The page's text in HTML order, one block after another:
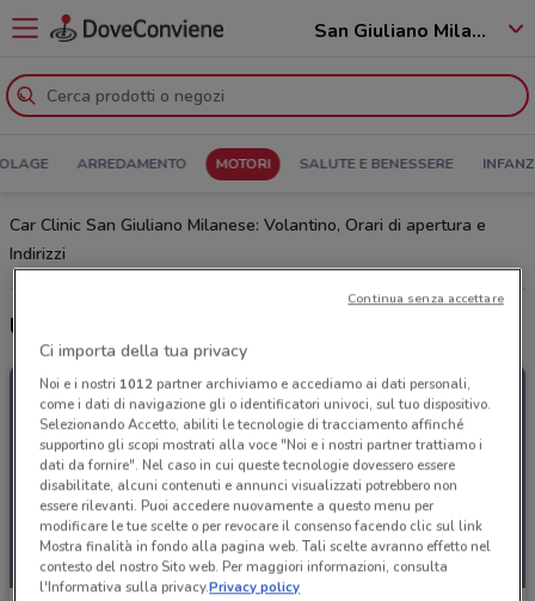
San Giuliano Milanese - 20098
ARREDAMENTO MOTORI SALUTE E BENESSERE
Car Clinic San Giuliano Milanese: Volantino, Orari di apertura e
Indirizzi
Ultime offerte del volantino Car Clinic
Ci importa della tua privacy
Noi e i nostri 1012partner archiviamo e accediamo ai dati personali,
come i dati di navigazione gli o identificatori univoci, sul tuo dispositivo.
Selezionando Accetto, abiliti le tecnologie di tracciamento affinché
supportino gli scopi mostrati alla voce "Noi e i nostri partner trattiamo i
dati da fornire". Nel caso in cui queste tecnologie dovessero essere
disabilitate, alcuni contenuti e annunci visualizzati potrebbero non
essere rilevanti. Puoi accedere nuovamente a questo menu per
modificare le tue scelte o per revocare il consenso facendo clic sul link
Mostra finalità in fondo alla pagina web. Tali scelte avranno effetto nel
contesto del nostro Sito web. Per maggiori informazioni, consulta
l'Informativa sulla privacy.Privacy policy
Continua senza accettare